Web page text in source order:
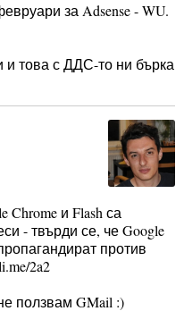
за Adsense - WU.
и това с ДДС-то ни бърка
Chrome и Flash са
- твърди се, че Google
против
2a2
ползвам GMail :)